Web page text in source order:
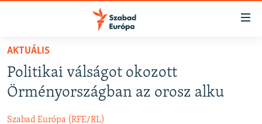
Akadálymentes
Ugrás
fő
oldalra
NAPIRENDEN
AKTUÁLIS
PODCASTOK
AKTUÁLIS
Politikai válságot okozott
Örményországban az orosz alku
Szabad Európa (RFE/RL)
FELIRATKOZÁS